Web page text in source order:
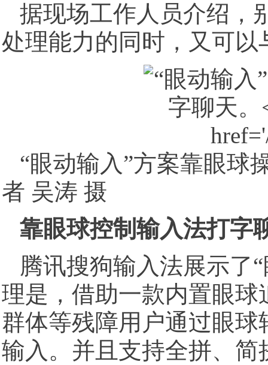
据现场工作人员介绍，
处理能力的同时，又可
“眼动输入”方案靠眼球
者 吴涛 摄
靠眼球控制输入法打字
腾讯搜狗输入法展示了
理是，借助一款内置眼
群体等残障用户通过眼
输入。并且支持全拼、